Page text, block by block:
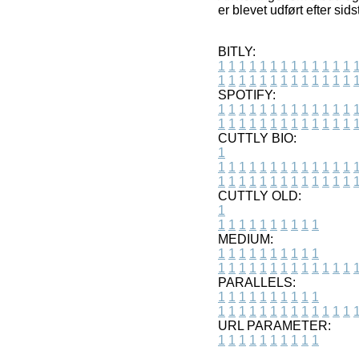
er blevet udført efter
BITLY:
1 1 1 1 1 1 1 1 1 1 1 1 1 1
1 1 1 1 1 1 1 1 1 1 1 1 1 1
SPOTIFY:
1 1 1 1 1 1 1 1 1 1 1 1 1 1
1 1 1 1 1 1 1 1 1 1 1 1 1 1
CUTTLY BIO:
1
1 1 1 1 1 1 1 1 1 1 1 1 1 1
1 1 1 1 1 1 1 1 1 1 1 1 1 1
CUTTLY OLD:
1
1 1 1 1 1 1 1 1 1 1
MEDIUM:
1 1 1 1 1 1 1 1 1 1
1 1 1 1 1 1 1 1 1 1 1 1 1 1
PARALLELS:
1 1 1 1 1 1 1 1 1 1
1 1 1 1 1 1 1 1 1 1 1 1 1 1
URL PARAMETER:
1 1 1 1 1 1 1 1 1 1